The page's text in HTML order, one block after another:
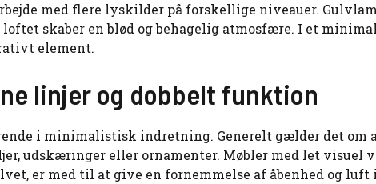
med flere lyskilder på forskellige niveauer.
skaber en blød og behagelig atmosfære. I et
element.
linjer og dobbelt funktion
i minimalistisk indretning. Generelt gælder det om
udskæringer eller ornamenter. Møbler med let visuel
er med til at give en fornemmelse af åbenhed og luft